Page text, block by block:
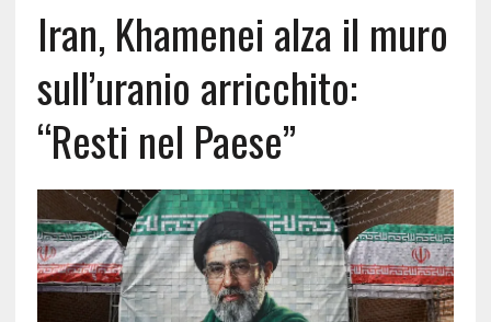
Iran, Khamenei alza il muro
sull’uranio arricchito:
“Resti nel Paese”